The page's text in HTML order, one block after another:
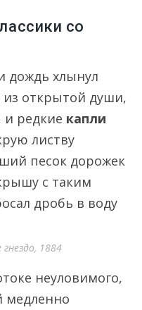
со
дождь хлынул
из открытой души,
и редкие капли
листву
песок дорожек
с таким
дробь в воду
1884
неуловимого,
медленно